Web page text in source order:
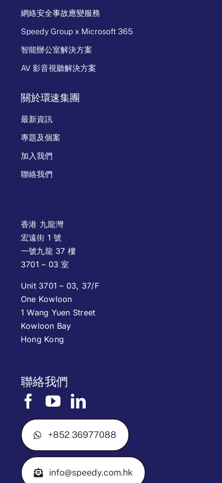
聯絡我們
+852 36977088
info@speedy.com.hk
網絡安全事故應變服務
Speedy Group x Microsoft 365
智能辦公室解決方案
AV 影音視聽解決方案
關於環速集團
最新資訊
專題及個案
加入我們
聯絡我們
香港 九龍灣
宏遠街 1 號
一號九龍 37 樓
3701 – 03 室
Unit 3701 – 03, 37/F
One Kowloon
1 Wang Yuen Street
Kowloon Bay
Hong Kong